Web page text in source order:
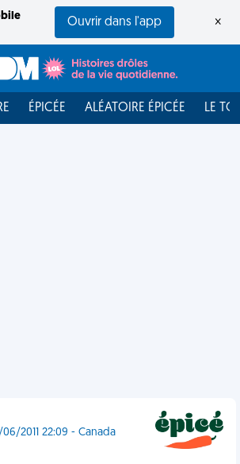
Ouvrir dans l'app ×
ÉPICÉE ALÉATOIRE ÉPICÉE LE
06/2011 22:09 - Canada